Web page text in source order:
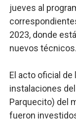
jueves al
2023, donde
nuevos técnicos.
El acto oficial de
instalaciones
Parquecito) del
fueron